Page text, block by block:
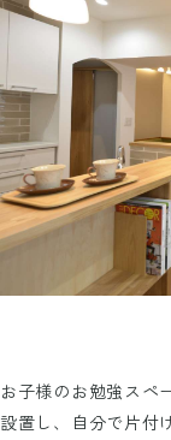
お子様のお勉強スペ
設置し、自分で片付